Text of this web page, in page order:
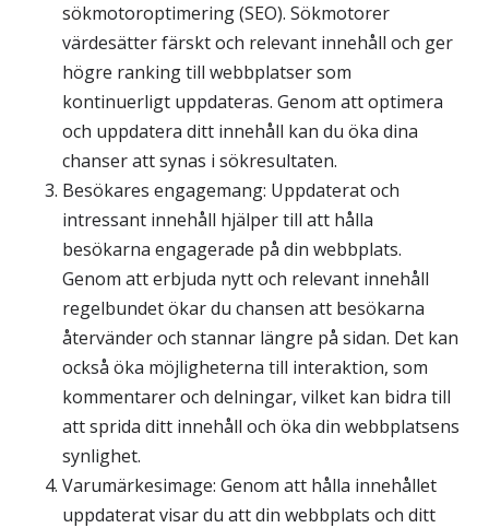
sökmotoroptimering (SEO). Sökmotorer
värdesätter färskt och relevant innehåll och ger
högre ranking till webbplatser som
kontinuerligt uppdateras. Genom att optimera
och uppdatera ditt innehåll kan du öka dina
chanser att synas i sökresultaten.
Besökares engagemang: Uppdaterat och
intressant innehåll hjälper till att hålla
besökarna engagerade på din webbplats.
Genom att erbjuda nytt och relevant innehåll
regelbundet ökar du chansen att besökarna
återvänder och stannar längre på sidan. Det kan
också öka möjligheterna till interaktion, som
kommentarer och delningar, vilket kan bidra till
att sprida ditt innehåll och öka din webbplatsens
synlighet.
Varumärkesimage: Genom att hålla innehållet
uppdaterat visar du att din webbplats och ditt
välja bort. De
behövs för
över huvud
taget ska
fungera.
Statistik
För att vi ska
kunna
förbättra
hemsidans
funktionalitet
och
uppbyggnad,
baserat på
hur
används.